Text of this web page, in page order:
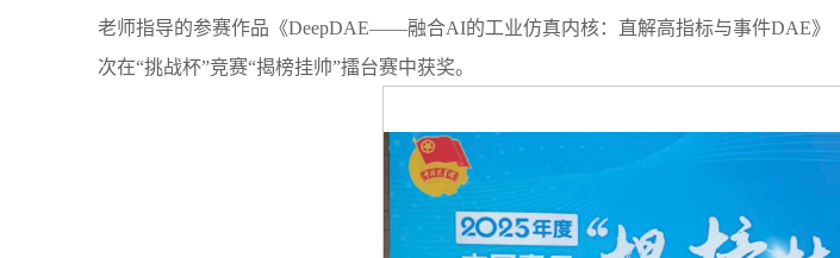
老师指导的参赛作品《DeepDAE——融合AI的工业仿真内核：直解高指标与事件DAE
次在“挑战杯”竞赛“揭榜挂帅”擂台赛中获奖。